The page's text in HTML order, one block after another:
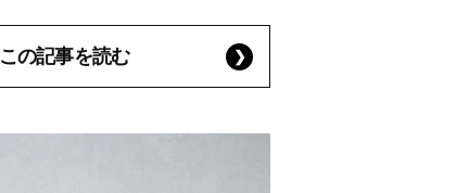
この記事を読む